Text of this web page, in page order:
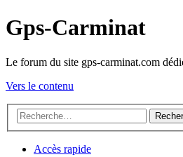
Gps-Carminat
Le forum du site gps-carminat.com
Vers le contenu
Accès rapide